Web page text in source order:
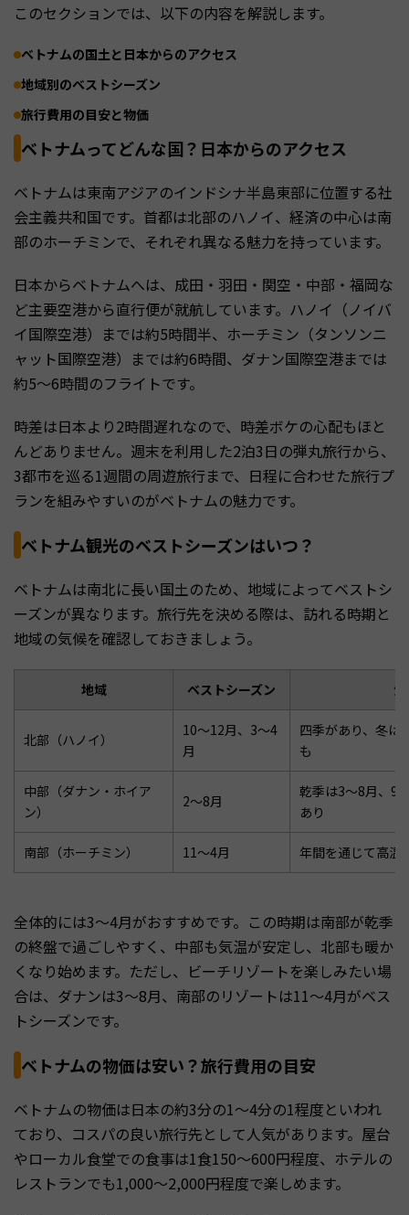
このセクションでは、以下の内容を解説します。
ベトナムの国土と日本からのアクセス
地域別のベストシーズン
旅行費用の目安と物価
ベトナムってどんな国？日本からのアクセス
ベトナムは東南アジアのインドシナ半島東部に位置する社
会主義共和国です。首都は北部のハノイ、経済の中心は南
部のホーチミンで、それぞれ異なる魅力を持っています。
日本からベトナムへは、成田・羽田・関空・中部・福岡な
ど主要空港から直行便が就航しています。ハノイ（ノイバ
イ国際空港）までは約5時間半、ホーチミン（タンソンニ
ャット国際空港）までは約6時間、ダナン国際空港までは
約5〜6時間のフライトです。
時差は日本より2時間遅れなので、時差ボケの心配もほと
んどありません。週末を利用した2泊3日の弾丸旅行から、
3都市を巡る1週間の周遊旅行まで、日程に合わせた旅行プ
ランを組みやすいのがベトナムの魅力です。
ベトナム観光のベストシーズンはいつ？
ベトナムは南北に長い国土のため、地域によってベストシ
ーズンが異なります。旅行先を決める際は、訪れる時期と
地域の気候を確認しておきましょう。
地域 ベストシーズン
北部（ハノイ）
10〜12月、3〜4
月
四季があり、冬
も
中部（ダナン・ホイア
ン）
2〜8月
乾季は3〜8月、9
あり
南部（ホーチミン） 11〜4月 年間を通じて高温
全体的には3〜4月がおすすめです。この時期は南部が乾季
の終盤で過ごしやすく、中部も気温が安定し、北部も暖か
くなり始めます。ただし、ビーチリゾートを楽しみたい場
合は、ダナンは3〜8月、南部のリゾートは11〜4月がベス
トシーズンです。
ベトナムの物価は安い？旅行費用の目安
ベトナムの物価は日本の約3分の1〜4分の1程度といわれ
ており、コスパの良い旅行先として人気があります。屋台
やローカル食堂での食事は1食150〜600円程度、ホテルの
レストランでも1,000〜2,000円程度で楽しめます。